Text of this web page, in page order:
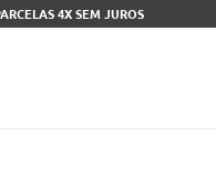
4X SEM JUROS